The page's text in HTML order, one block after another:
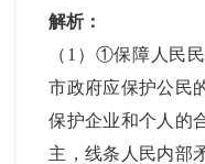
解析：
（1）①保障人民
市政府应保护公民
保护企业和个人的
主，线条人民内部